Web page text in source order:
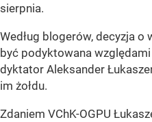
sierpnia.
Według blogerów, decyzja o
być podyktowana
dyktator Aleksander
im żołdu.
Zdaniem VChK-OGPU